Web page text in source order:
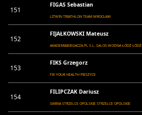
151
FIGAS Sebastian
LITWIN TRIATHLON TEAM WROCŁAW
152
FIJAŁKOWSKI Mateusz
AKADEMIABIEGACZA.PL S.L. SALOS-WODNA ŁÓDŹ ŁÓDŹ
153
FIKS Grzegorz
FIX YOUR HEALTH PIESZYCE
154
FILIPCZAK Dariusz
GMINA STRZELCE OPOLSKIE STRZELCE OPOLSKIE